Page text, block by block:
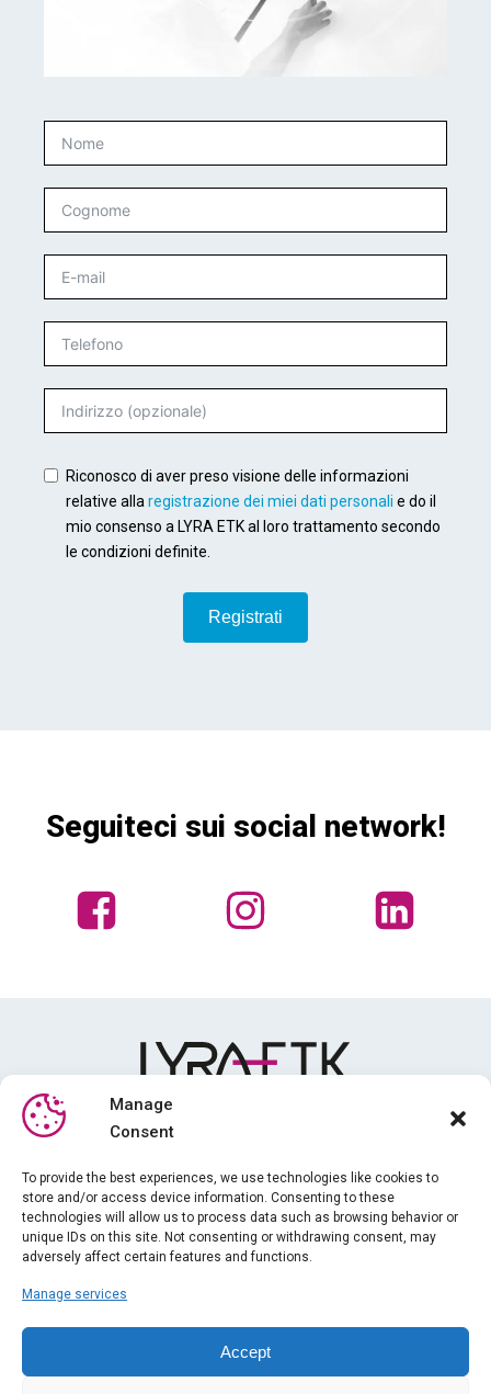
Manage
Consent
To provide the best experiences, we use technologies like cookies to
store and/or access device information. Consenting to these
technologies will allow us to process data such as browsing behavior or
unique IDs on this site. Not consenting or withdrawing consent, may
adversely affect certain features and functions.
Manage services
Accept
Riconosco di aver preso visione delle informazioni
relative alla registrazione dei miei dati personali e do il
mio consenso a LYRA ETK al loro trattamento secondo
le condizioni definite.
Registrati
Seguiteci sui social network!
Formazione
Notizie
Informazioni legali